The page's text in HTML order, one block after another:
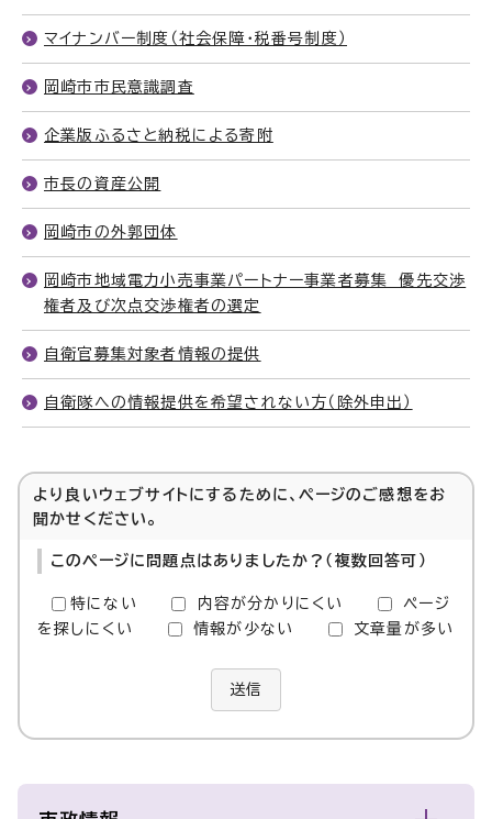
マイナンバー制度（社会保障・税番号制度）
岡崎市市民意識調査
企業版ふるさと納税による寄附
市長の資産公開
岡崎市の外郭団体
岡崎市地域電力小売事業パートナー事業者募集 優先交渉
権者及び次点交渉権者の選定
自衛官募集対象者情報の提供
自衛隊への情報提供を希望されない方（除外申出）
より良いウェブサイトにするために、ページのご感想をお
聞かせください。
このページに問題点はありましたか？（複数回答可）
特にない 内容が分かりにくい
ページ
を探しにくい
情報が少ない 文章量が多い
送信